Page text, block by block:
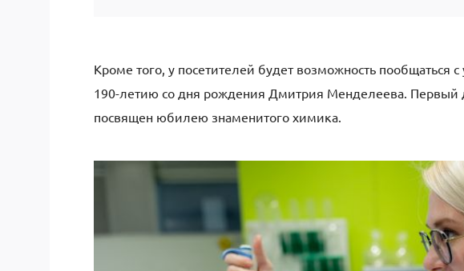
Кроме того, у посетителей будет возможность пообщаться
190-летию со дня рождения Дмитрия Менделеева. Первый
посвящен юбилею знаменитого химика.